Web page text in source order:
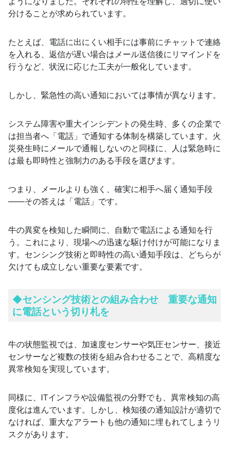
分けることが求められています。
たとえば、電話に出にくい相手には事前にチャットで連絡
を入れる、返信が遅い場合はメール送信後にリマインドを
行うなど、状況に応じた工夫が一般化しています。
しかし、緊急性の高い通知においては事情が異なります。
システム障害や重大インシデントの発生時、多くの企業で
は担当者へ「電話」で通知する体制を構築しています。火
災発生時にメールで通報しないのと同様に、人は緊急時に
は最も即時性と強制力のある手段を選びます。
つまり、メールよりも強く、確実に相手へ届く通知手段
――その答えは「電話」です。
牛の異変を検知した瞬間に、自動で電話による通知を行
う。これにより、現場への迅速な駆け付けが可能になりま
す。センシング技術と即時性の高い通知手段は、どちらが
欠けても成立しない重要な要素です。
◆センシング技術との組み合わせ 重要な通知
に電話という切り札を
牛の状態監視では、加速度センサーや気圧センサー、接近
センサーなど複数の技術を組み合わせることで、高精度な
異常検知を実現しています。
同様に、ITインフラや設備監視の分野でも、異常検知の高
度化は進んでいます。しかし、検知後の通知設計が適切で
なければ、重大なアラートも他の通知に埋もれてしまうリ
スクがあります。